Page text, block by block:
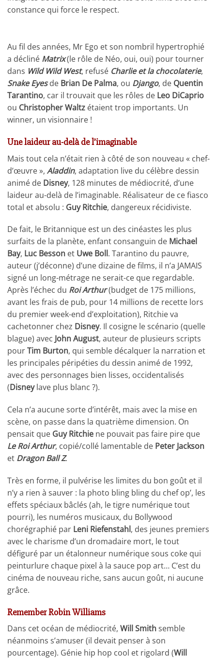
constance qui force le respect.
Au fil des années, Mr Ego et son nombril hypertrophié
a décliné Matrix(le rôle de Néo, oui, oui) pour tourner
dans Wild Wild West, refusé Charlie et la chocolaterie,
Snake Eyesde Brian De Palma, ou Django, de Quentin
Tarantino, car il trouvait que les rôles de Leo DiCaprio
ou Christopher Waltz étaient trop importants. Un
winner, un visionnaire !
Une laideur au-delà de l’imaginable
Mais tout cela n’était rien à côté de son nouveau « chef-
d’œuvre », Aladdin, adaptation live du célèbre dessin
animé de Disney, 128 minutes de médiocrité, d’une
laideur au-delà de l’imaginable. Réalisateur de ce fiasco
total et absolu : Guy Ritchie, dangereux récidiviste.
De fait, le Britannique est un des cinéastes les plus
surfaits de la planète, enfant consanguin de Michael
Bay, Luc Besson et Uwe Boll. Tarantino du pauvre,
auteur (j’déconne) d’une dizaine de films, il n’a JAMAIS
signé un long-métrage ne serait-ce que regardable.
Après l’échec du Roi Arthur(budget de 175 millions,
avant les frais de pub, pour 14 millions de recette lors
du premier week-end d’exploitation), Ritchie va
cachetonner chez Disney. Il cosigne le scénario (quelle
blague) avec John August, auteur de plusieurs scripts
pourTim Burton, qui semble décalquer la narration et
les principales péripéties du dessin animé de 1992,
avec des personnages bien lisses, occidentalisés
(Disneylave plus blanc ?).
Cela n’a aucune sorte d’intérêt, mais avec la mise en
scène, on passe dans la quatrième dimension. On
pensait que Guy Ritchie ne pouvait pas faire pire que
Le Roi Arthur, copié/collé lamentable de Peter Jackson
et Dragon Ball Z.
Très en forme, il pulvérise les limites du bon goût et il
n’y a rien à sauver : la photo bling bling du chef op’, les
effets spéciaux bâclés (ah, le tigre numérique tout
pourri), les numéros musicaux, du Bollywood
chorégraphié par Leni Riefenstahl, des jeunes premiers
avec le charisme d’un dromadaire mort, le tout
défiguré par un étalonneur numérique sous coke qui
peinturlure chaque pixel à la sauce pop art… C’est du
cinéma de nouveau riche, sans aucun goût, ni aucune
grâce.
Remember Robin Williams
Dans cet océan de médiocrité, Will Smithsemble
néanmoins s’amuser (il devait penser à son
pourcentage). Génie hip hop cool et rigolard (Will